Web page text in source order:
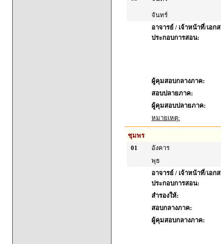
จันทร์
อาจารย์ / เจ้าหน้าที่/เอก
ประกอบการสอน:
ผู้คุมสอบกลางภาค:
สอบปลายภาค:
ผู้คุมสอบปลายภาค:
หมายเหตุ:
ชุมพร
01
อังคาร
พุธ
อาจารย์ / เจ้าหน้าที่/เอก
ประกอบการสอน:
สำรองให้:
สอบกลางภาค:
ผู้คุมสอบกลางภาค: